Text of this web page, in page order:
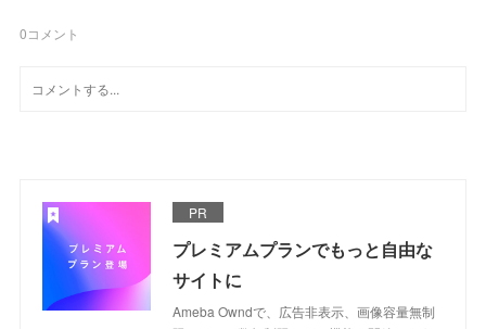
0コメント
PR
プレミアムプランでもっと自由な
サイトに
Ameba Owndで、広告非表示、画像容量無制